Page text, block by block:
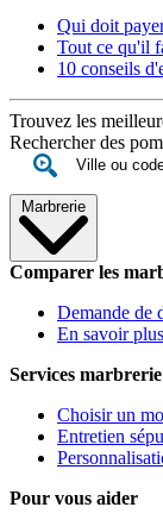
Qui doit
Tout ce qu'il
10 conseils
Trouvez les
Rechercher des
Marbrerie
Comparer les
Demande de
En savoir
Services marbrerie
Choisir un
Entretien
Pour vous aider